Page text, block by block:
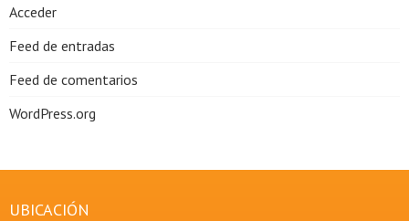
Acceder
Feed de entradas
Feed de comentarios
WordPress.org
UBICACIÓN